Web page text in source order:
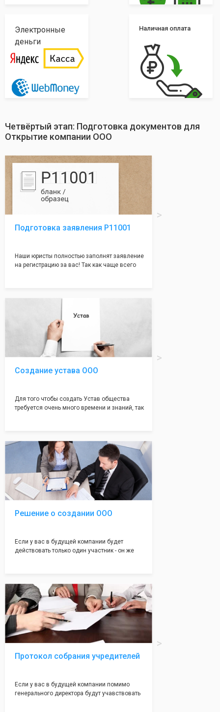
Электронные
деньги
Наличная оплата
Четвёртый этап: Подготовка документов для
Открытие компании ООО
Подготовка заявления Р11001
Наши юристы полностью заполнят заявление
на регистрацию за вас! Так как чаще всего
большая часть отказов - наши юристы с
оформление самого сложного документа на
себя! Многолетний опыт работы наших
юристов позволяет оформлять заявление без
ошибок, тем самым гарантируя вам
успешную регистрацию в налоговой
Создание устава ООО
Для того чтобы создать Устав общества
требуется очень много времени и знаний, так
Наша компания предоставит вам свой
уникальный Устав Общества, который
подойдет для любой компании. Устав,
сделанный нашими профессиональными
юристами, успешно проходит регистрацию в
налоговой инспекции!
Решение о создании ООО
Если у вас в будущей компании будет
действовать только один участник - он же
грамотно составят данное заявление, а Вам
нужно будет только поставить подпись на
нём!
Протокол собрания учредителей
Если у вас в будущей компании помимо
генерального директора будут учавствовать